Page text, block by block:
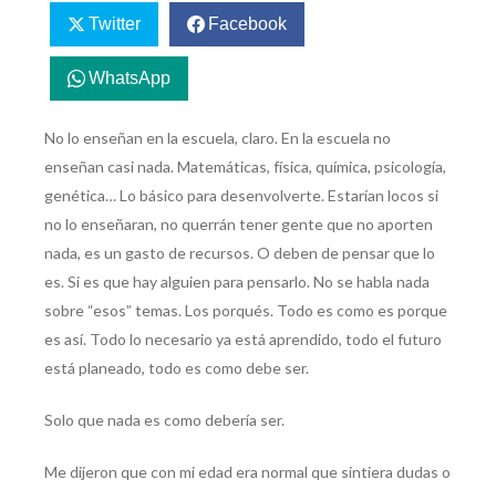
Twitter Facebook
WhatsApp
No lo enseñan en la escuela, claro. En la escuela no
enseñan casi nada. Matemáticas, física, química, psicología,
genética… Lo básico para desenvolverte. Estarían locos si
no lo enseñaran, no querrán tener gente que no aporten
nada, es un gasto de recursos. O deben de pensar que lo
es. Si es que hay alguien para pensarlo. No se habla nada
sobre “esos” temas. Los porqués. Todo es como es porque
es así. Todo lo necesario ya está aprendido, todo el futuro
está planeado, todo es como debe ser.
Solo que nada es como debería ser.
Me dijeron que con mi edad era normal que sintiera dudas o